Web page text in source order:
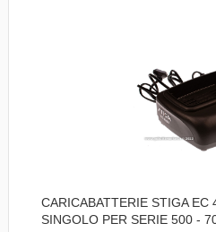
CARICABATTERIE STIGA
SINGOLO PER SERIE 500 -